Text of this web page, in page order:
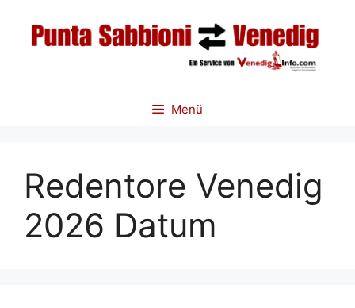
Inhalt
springen
Menü
Redentore Venedig
2026 Datum